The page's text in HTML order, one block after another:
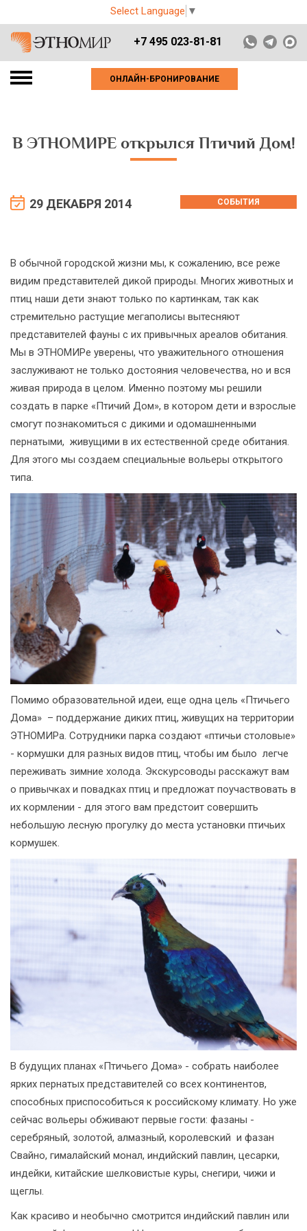
Select Language ▼
+7 495 023-81-81
ОНЛАЙН-БРОНИРОВАНИЕ
В ЭТНОМИРЕ открылся Птичий Дом!
29 ДЕКАБРЯ 2014 СОБЫТИЯ
В обычной городской жизни мы, к сожалению, все реже
видим представителей дикой природы. Многих животных и
птиц наши дети знают только по картинкам, так как
стремительно растущие мегаполисы вытесняют
представителей фауны с их привычных ареалов обитания.
Мы в ЭТНОМИРе уверены, что уважительного отношения
заслуживают не только достояния человечества, но и вся
живая природа в целом. Именно поэтому мы решили
создать в парке «Птичий Дом», в котором дети и взрослые
смогут познакомиться с дикими и одомашненными
пернатыми, живущими в их естественной среде обитания.
Для этого мы создаем специальные вольеры открытого
типа.
Помимо образовательной идеи, еще одна цель «Птичьего
Дома» – поддержание диких птиц, живущих на территории
ЭТНОМИРа. Сотрудники парка создают «птичьи столовые»
- кормушки для разных видов птиц, чтобы им было легче
переживать зимние холода. Экскурсоводы расскажут вам
о привычках и повадках птиц и предложат поучаствовать в
их кормлении - для этого вам предстоит совершить
небольшую лесную прогулку до места установки птичьих
кормушек.
В будущих планах «Птичьего Дома» - собрать наиболее
ярких пернатых представителей со всех континентов,
способных приспособиться к российскому климату. Но уже
сейчас вольеры обживают первые гости: фазаны -
серебряный, золотой, алмазный, королевский и фазан
Свайно, гималайский монал, индийский павлин, цесарки,
индейки, китайские шелковистые куры, снегири, чижи и
щеглы.
Как красиво и необычно смотрится индийский павлин или